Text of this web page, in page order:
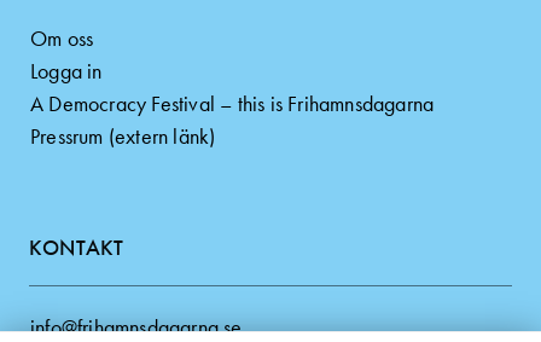
Om oss
Logga in
A Democracy Festival – this is Frihamnsdagarna
Pressrum (extern länk)
KONTAKT
info@frihamnsdagarna.se